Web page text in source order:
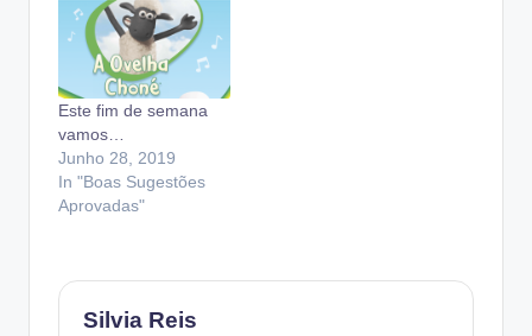
Este fim de semana
vamos…
Junho 28, 2019
In "Boas Sugestões
Aprovadas"
Silvia Reis